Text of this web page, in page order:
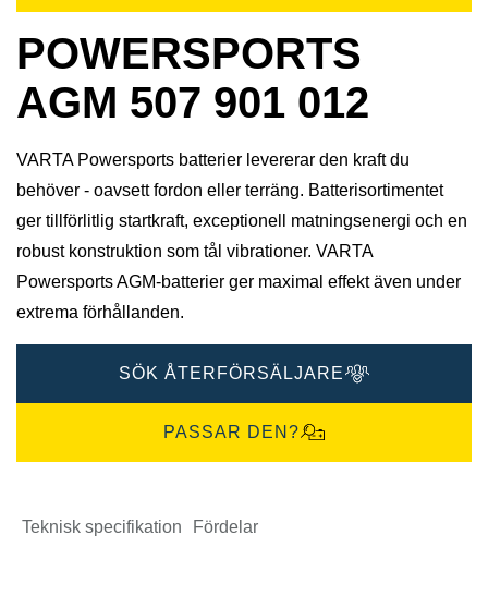
POWERSPORTS
AGM 507 901 012
VARTA Powersports batterier levererar den kraft du
behöver - oavsett fordon eller terräng. Batterisortimentet
ger tillförlitlig startkraft, exceptionell matningsenergi och en
robust konstruktion som tål vibrationer. VARTA
Powersports AGM-batterier ger maximal effekt även under
extrema förhållanden.
SÖK ÅTERFÖRSÄLJARE
PASSAR DEN?
Teknisk specifikation Fördelar